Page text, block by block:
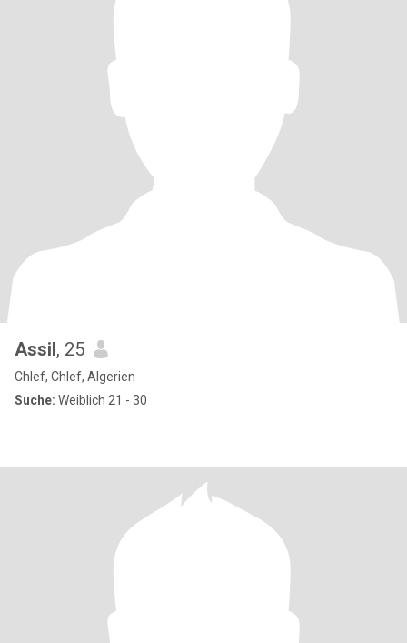
Assil, 25
Chlef, Chlef, Algerien
Suche: Weiblich 21 - 30